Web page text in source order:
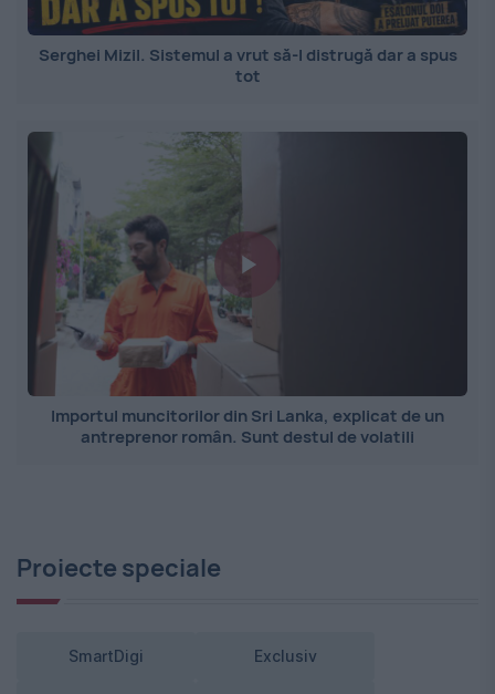
Serghei Mizil. Sistemul a vrut să-l distrugă dar a spus
tot
Importul muncitorilor din Sri Lanka, explicat de un
antreprenor român. Sunt destul de volatili
Proiecte speciale
SmartDigi Exclusiv